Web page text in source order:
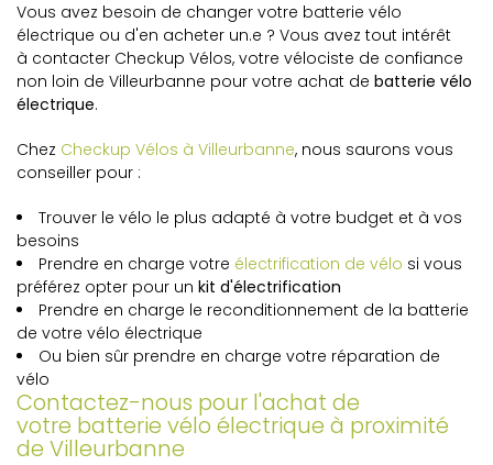
Vous avez besoin de changer votre batterie vélo
électrique ou d'en acheter un.e ? Vous avez tout intérêt
à contacter Checkup Vélos, votre vélociste de confiance
non loin de Villeurbanne pour votre achat de batterie vélo
électrique.
Chez Checkup Vélos à Villeurbanne, nous saurons vous
conseiller pour :
Trouver le vélo le plus adapté à votre budget et à vos
besoins
Prendre en charge votre électrification de vélo si vous
préférez opter pour un kit d'électrification
Prendre en charge le reconditionnement de la batterie
de votre vélo électrique
Ou bien sûr prendre en charge votre réparation de
vélo
Contactez-nous pour l'achat de
votre batterie vélo électrique à proximité
de Villeurbanne